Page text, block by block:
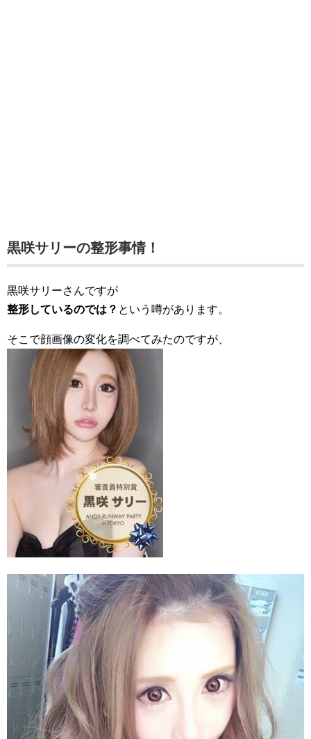
黒咲サリーの整形事情！
黒咲サリーさんですが
整形しているのでは？ という噂があります。
そこで顔画像の変化を調べてみたのですが、